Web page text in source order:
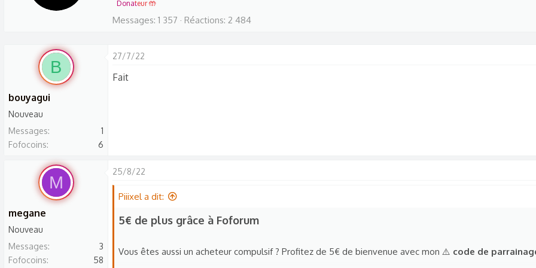
t
y
Donateur 🤲
Messages 1 357 Réactions 2 484
B
bouyagui
Nouveau
Messages
1
Fofocoins
6
27/7/22
Fait
M
megane
Nouveau
Messages
3
Fofocoins
58
25/8/22
Piiixel a dit:
5€ de plus grâce à Foforum​
Vous êtes aussi un acheteur compulsif ? Profitez de 5€ de bienvenue avec mon ⚠️ code de